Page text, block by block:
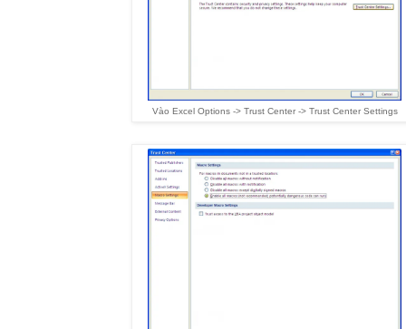
Vào Excel Options -> Trust Center -> Trust Center Settings